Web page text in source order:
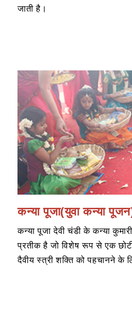
जाती है।
कन्या पूजा(युवा कन्या
कन्या पूजा देवी चंडी के कन्या
प्रतीक है जो विशेष रूप से एक
दैवीय स्त्री शक्ति को पहचानने के